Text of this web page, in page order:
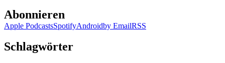
Abonnieren
Apple PodcastsSpotifyAndroidby EmailRSS
Schlagwörter